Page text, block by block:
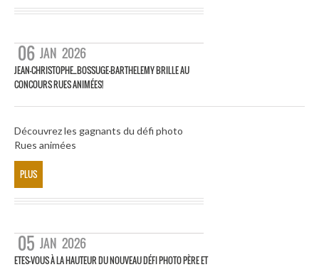
06 JAN 2026
JEAN-CHRISTOPHE_BOSSUGE-BARTHELEMY BRILLE AU
CONCOURS RUES ANIMÉES!
Découvrez les gagnants du défi photo
Rues animées
PLUS
05 JAN 2026
ETES-VOUS À LA HAUTEUR DU NOUVEAU DÉFI PHOTO PÈRE ET